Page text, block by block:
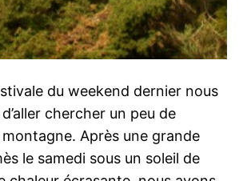
du weekend dernier nous
chercher un peu de
Après une grande
le samedi sous un soleil de